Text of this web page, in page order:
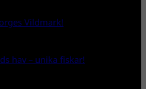
Vildmark!
hav – unika fiskar!